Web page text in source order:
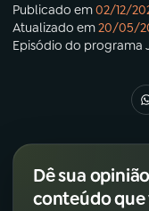
Publicado em02/12/
Atualizado em20/05/
Episódio do programa
Dê sua
conteúdo que